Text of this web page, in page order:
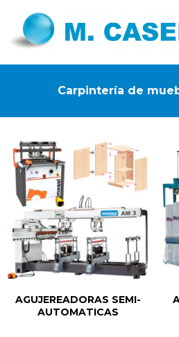
Carpintería de
AGUJEREADORAS SEMI-
AUTOMATICAS